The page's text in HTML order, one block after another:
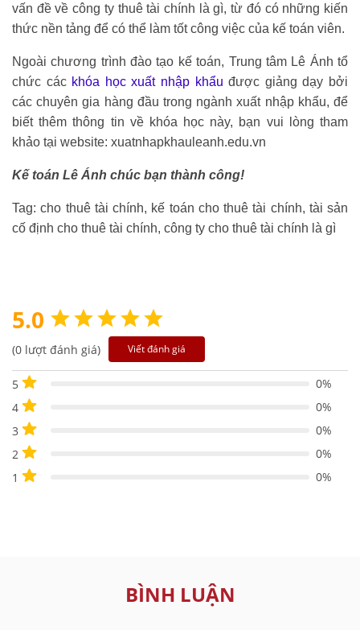
vấn đề về công ty thuê tài chính là gì, từ đó có những kiến
thức nền tảng để có thể làm tốt công việc của kế toán viên.
Ngoài chương trình đào tạo kế toán, Trung tâm Lê Ánh tổ
chức các khóa học xuất nhập khẩu được giảng dạy bởi
các chuyên gia hàng đầu trong ngành xuất nhập khẩu, để
biết thêm thông tin về khóa học này, bạn vui lòng tham
khảo tại website: xuatnhapkhauleanh.edu.vn
Kế toán Lê Ánh chúc bạn thành công!
Tag: cho thuê tài chính, kế toán cho thuê tài chính, tài sản
cố định cho thuê tài chính, công ty cho thuê tài chính là gì
5.0
(0 lượt đánh giá) Viết đánh giá
5
0%
4
0%
3
0%
2
0%
1
0%
BÌNH LUẬN